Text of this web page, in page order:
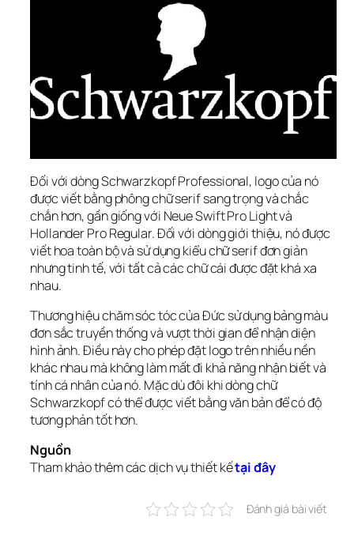
Đối với dòng Schwarzkopf Professional, logo của nó
được viết bằng phông chữ serif sang trọng và chắc
chắn hơn, gần giống với Neue Swift Pro Light và
Hollander Pro Regular. Đối với dòng giới thiệu, nó được
viết hoa toàn bộ và sử dụng kiểu chữ serif đơn giản
nhưng tinh tế, với tất cả các chữ cái được đặt khá xa
nhau.
Thương hiệu chăm sóc tóc của Đức sử dụng bảng màu
đơn sắc truyền thống và vượt thời gian để nhận diện
hình ảnh. Điều này cho phép đặt logo trên nhiều nền
khác nhau mà không làm mất đi khả năng nhận biết và
tính cá nhân của nó. Mặc dù đôi khi dòng chữ
Schwarzkopf có thể được viết bằng văn bản để có độ
tương phản tốt hơn.
Nguồn
Tham khảo thêm các dịch vụ thiết kế tại đây
Đánh giá bài viết